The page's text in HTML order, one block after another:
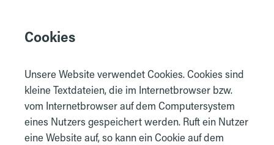
Cookies
Unsere Website verwendet Cookies. Cookies sind
kleine Textdateien, die im Internetbrowser bzw.
vom Internetbrowser auf dem Computersystem
eines Nutzers gespeichert werden. Ruft ein Nutzer
eine Website auf, so kann ein Cookie auf dem